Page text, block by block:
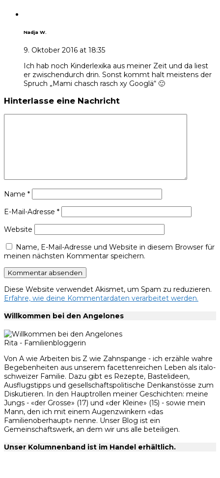
Nadja W.
9. Oktober 2016 at 18:35
Ich hab noch Kinderlexika aus meiner Zeit und da liest
er zwischendurch drin. Sonst kommt halt meistens der
Spruch „Mami chasch rasch xy Googlä“ 🙂
Hinterlasse eine Nachricht
Name *
E-Mail-Adresse *
Website
Name, E-Mail-Adresse und Website in diesem Browser für
meinen nächsten Kommentar speichern.
Diese Website verwendet Akismet, um Spam zu reduzieren.
Erfahre, wie deine Kommentardaten verarbeitet werden.
Willkommen bei den Angelones
Rita - Familienbloggerin
Von A wie Arbeiten bis Z wie Zahnspange - ich erzähle wahre
Begebenheiten aus unserem facettenreichen Leben als italo-
schweizer Familie. Dazu gibt es Rezepte, Bastelideen,
Ausflugstipps und gesellschaftspolitische Denkanstösse zum
Diskutieren. In den Hauptrollen meiner Geschichten: meine
Jungs - «der Grosse» (17) und «der Kleine» (15) - sowie mein
Mann, den ich mit einem Augenzwinkern «das
Familienoberhaupt» nenne. Unser Blog ist ein
Gemeinschaftswerk, an dem wir uns alle beteiligen.
Unser Kolumnenband ist im Handel erhältlich.